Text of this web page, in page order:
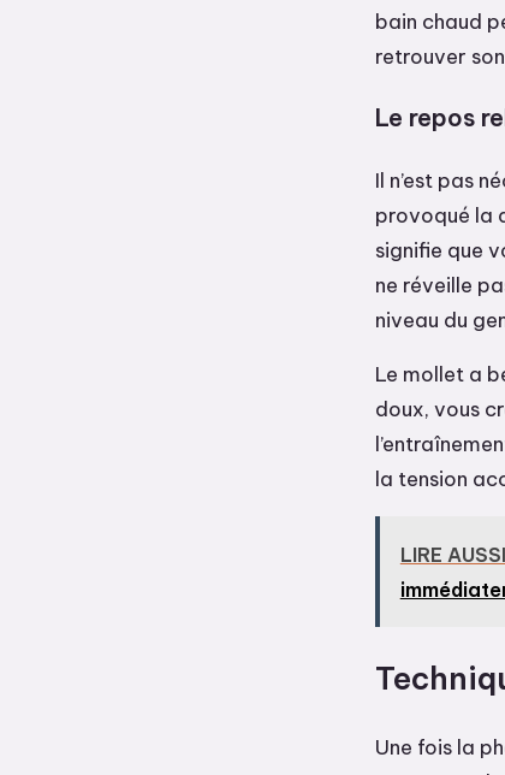
bain chaud
retrouver
Le repos
Il n’est pas
provoqué la
signifie que
ne réveille
niveau du
Le mollet a
doux, vous
la tension
LIRE AUSSI
Une fois la